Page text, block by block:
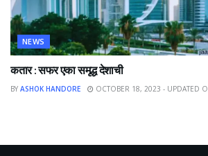
NEWS
कतार : सफर एका समृद्ध देशाची
BY ASHOK HANDORE OCTOBER 18, 2023 - UPDATED